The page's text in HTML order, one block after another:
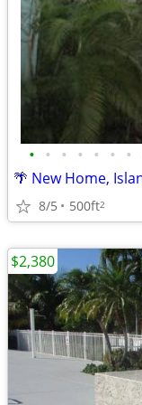
• • • • • • •
8/5 500ft2
$2,380